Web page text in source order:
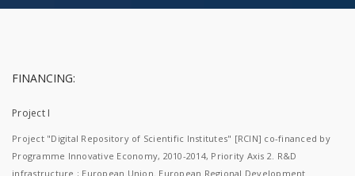
FINANCING:
Project I
Project "Digital Repository of Scientific Institutes" [RCIN] co-financed by
Programme Innovative Economy, 2010-2014, Priority Axis 2. R&D
infrastructure ; European Union. European Regional Development